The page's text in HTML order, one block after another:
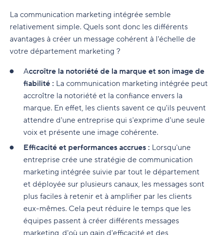
La communication marketing intégrée semble
relativement simple. Quels sont donc les différents
avantages à créer un message cohérent à l'échelle de
votre département marketing ?
Accroître la notoriété de la marque et son image de
fiabilité : La communication marketing intégrée peut
accroître la notoriété et la confiance envers la
marque. En effet, les clients savent ce qu'ils peuvent
attendre d'une entreprise qui s'exprime d'une seule
voix et présente une image cohérente.
Efficacité et performances accrues : Lorsqu'une
entreprise crée une stratégie de communication
marketing intégrée suivie par tout le département
et déployée sur plusieurs canaux, les messages sont
plus faciles à retenir et à amplifier par les clients
eux-mêmes. Cela peut réduire le temps que les
équipes passent à créer différents messages
marketing, d'où un gain d'efficacité et des